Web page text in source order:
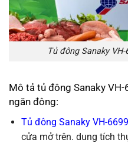
Tủ đông Sanaky
Mô tả tủ đông Sanaky
ngăn đông:
Tủ đông Sanaky VH-
cửa mở trên. dung tích